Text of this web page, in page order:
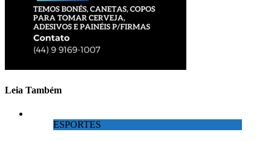
Leia Também
ESPORTES